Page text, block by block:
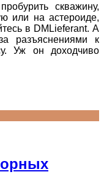
скважину,
или на астероиде,
в DMLieferant. А
разъяснениями к
Уж он доходчиво